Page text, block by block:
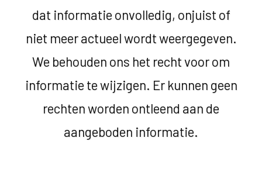
dat informatie onvolledig, onjuist of
niet meer actueel wordt weergegeven.
We behouden ons het recht voor om
informatie te wijzigen. Er kunnen geen
rechten worden ontleend aan de
aangeboden informatie.